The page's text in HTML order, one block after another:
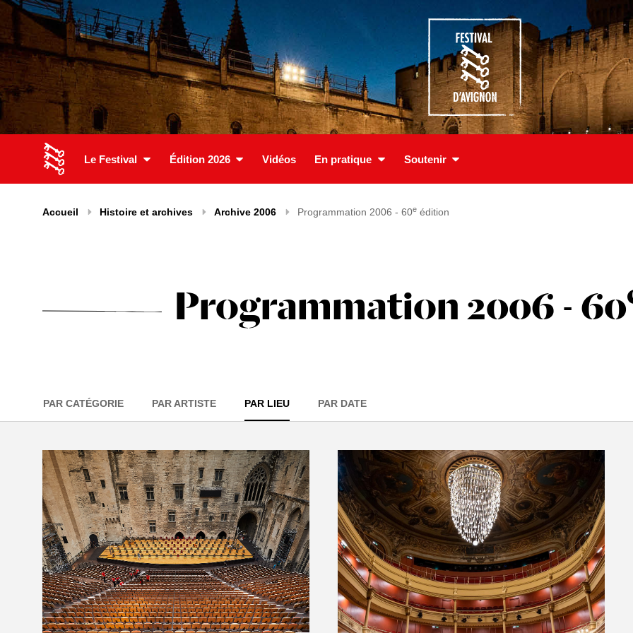
Le Festival Édition 2026 Vidéos En pratique Soutenir
Accueil Histoire et archives Archive 2006 Programmation 2006 - 60e édition
Programmation 2006 - 60
PAR CATÉGORIE PAR ARTISTE PAR LIEU PAR DATE